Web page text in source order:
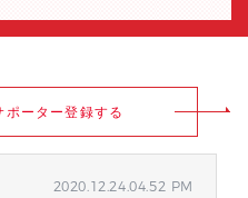
ポーター登録する
2020.12.24.04.52 PM